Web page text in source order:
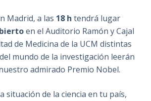
Madrid, a las 18 h tendrá lugar
en el Auditorio Ramón y Cajal
de Medicina de la UCM distintas
mundo de la investigación leerán
admirado Premio Nobel.
situación de la ciencia en tu país,